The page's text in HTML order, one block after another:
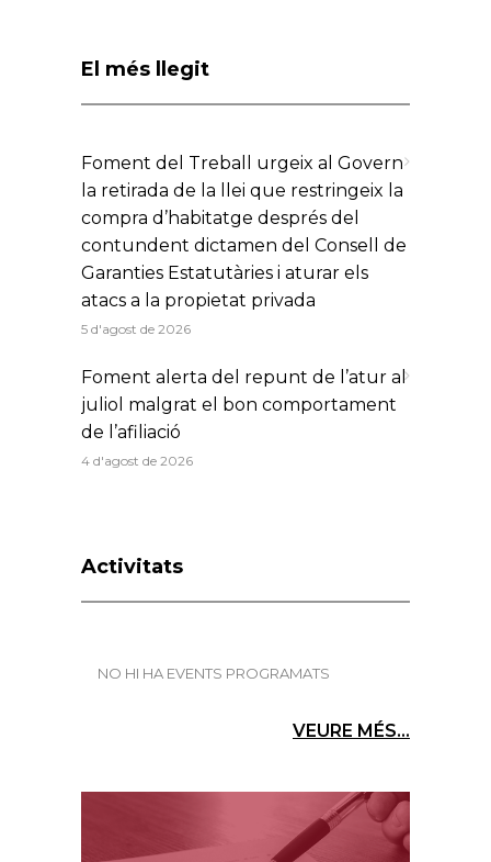
El més llegit
Foment del Treball urgeix al Govern
la retirada de la llei que restringeix la
compra d’habitatge després del
contundent dictamen del Consell de
Garanties Estatutàries i aturar els
atacs a la propietat privada
5 d'agost de 2026
Foment alerta del repunt de l’atur al
juliol malgrat el bon comportament
de l’afiliació
4 d'agost de 2026
Activitats
NO HI HA EVENTS PROGRAMATS
VEURE MÉS...